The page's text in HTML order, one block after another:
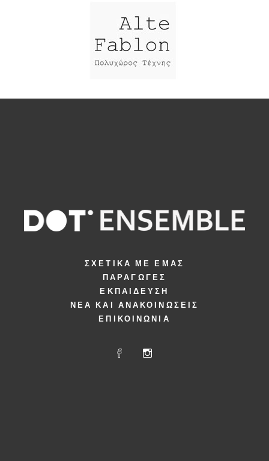
ΣΧΕΤΙΚΆ ΜΕ ΕΜΆΣ
ΠΑΡΑΓΩΓΈΣ
ΕΚΠΑΊΔΕΥΣΗ
ΝΈΑ ΚΑΙ ΑΝΑΚΟΙΝΏΣΕΙΣ
ΕΠΙΚΟΙΝΩΝΊΑ